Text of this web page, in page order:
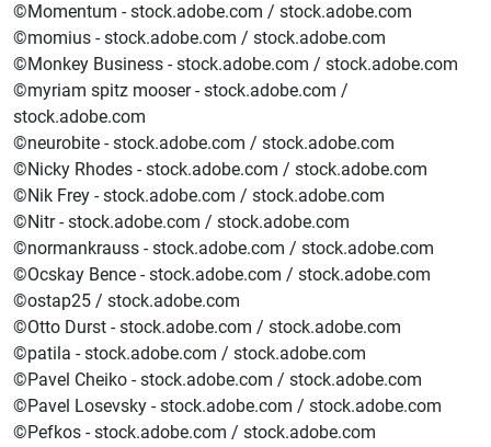
©Momentum - stock.adobe.com / stock.adobe.com
©momius - stock.adobe.com / stock.adobe.com
©Monkey Business - stock.adobe.com / stock.adobe.com
©myriam spitz mooser - stock.adobe.com /
stock.adobe.com
©neurobite - stock.adobe.com / stock.adobe.com
©Nicky Rhodes - stock.adobe.com / stock.adobe.com
©Nik Frey - stock.adobe.com / stock.adobe.com
©Nitr - stock.adobe.com / stock.adobe.com
©normankrauss - stock.adobe.com / stock.adobe.com
©Ocskay Bence - stock.adobe.com / stock.adobe.com
©ostap25 / stock.adobe.com
©Otto Durst - stock.adobe.com / stock.adobe.com
©patila - stock.adobe.com / stock.adobe.com
©Pavel Cheiko - stock.adobe.com / stock.adobe.com
©Pavel Losevsky - stock.adobe.com / stock.adobe.com
©Pefkos - stock.adobe.com / stock.adobe.com